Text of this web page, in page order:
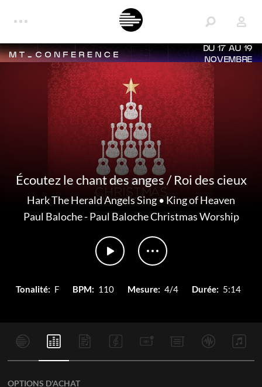
DU 17 AU 19
NOVEMBRE
Écoutez le chant des anges / Roi des cieux
Hark The Herald Angels Sing • King of Heaven
Paul Baloche-Paul Baloche Christmas Worship
Tonalité: F BPM: 110 Mesure: 4/4 Durée: 5:14
OPTIONS D'ACHAT